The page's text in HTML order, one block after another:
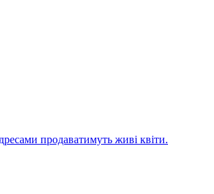
продаватимуть живі квіти.